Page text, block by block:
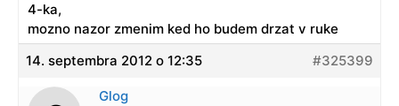
4-ka,
mozno nazor zmenim ked ho budem drzat v ruke
14. septembra 2012 o 12:35
#325399
Glog